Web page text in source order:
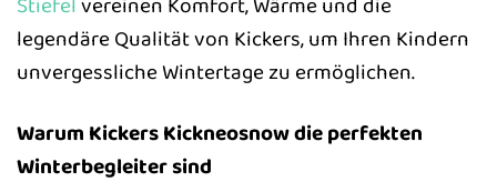
legendäre Qualität von Kickers, um Ihren Kindern
unvergessliche Wintertage zu ermöglichen.
Warum Kickers Kickneosnow die perfekten
Winterbegleiter sind